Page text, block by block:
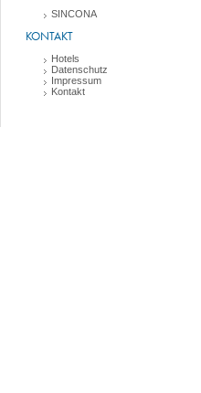
SINCONA
KONTAKT
Hotels
Datenschutz
Impressum
Kontakt